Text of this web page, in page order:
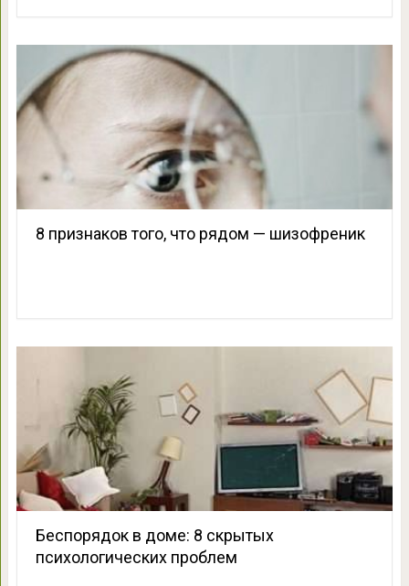
8 признаков того, что рядом — шизофреник
Беспорядок в доме: 8 скрытых
психологических проблем